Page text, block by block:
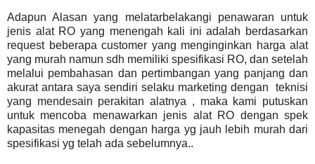
Adapun Alasan yang melatarbelakangi penawaran untuk
jenis alat RO yang menengah kali ini adalah berdasarkan
request beberapa customer yang menginginkan harga alat
yang murah namun sdh memiliki spesifikasi RO, dan setelah
melalui pembahasan dan pertimbangan yang panjang dan
akurat antara saya sendiri selaku marketing dengan teknisi
yang mendesain perakitan alatnya , maka kami putuskan
untuk mencoba menawarkan jenis alat RO dengan spek
kapasitas menegah dengan harga yg jauh lebih murah dari
spesifikasi yg telah ada sebelumnya..